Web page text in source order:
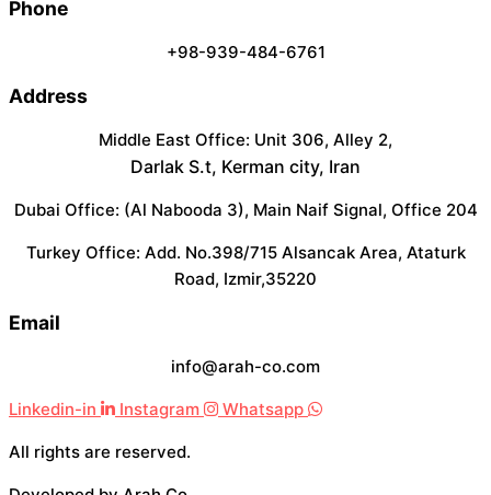
Phone
+98-939-484-6761
Address
Middle East Office: Unit 306, Alley 2,
Darlak S.t, Kerman city, Iran
Dubai Office: (Al Nabooda 3), Main Naif Signal, Office 204
Turkey Office: Add. No.398/715 Alsancak Area, Ataturk
Road, Izmir,35220
Email
info@arah-co.com
Linkedin-in Instagram Whatsapp
All rights are reserved.